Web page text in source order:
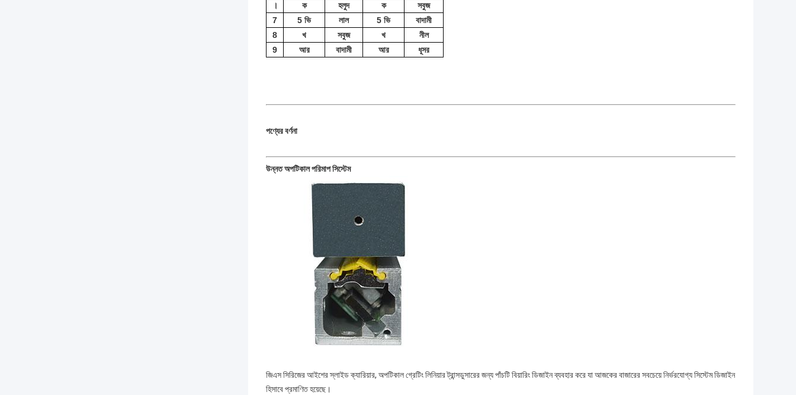
।
ক হলুদ ক
সবুজ
7
5 ভি লাল 5 ভি
বাদামী
8
খ সবুজ খ
নীল
9
আর বাদামী আর ধূসর
পণ্যের বর্ণনা
উন্নত অপটিকাল পরিমাপ সিস্টেম
জিএস সিরিজের আইশের স্লাইড ক্যারিয়ার, অপটিকাল গ্রেটিং লিনিয়ার ট্রান্সডুসারের জন্য পাঁচটি বিয়ারিং ডিজাইন ব্যবহার করে যা আজকের বাজারের সবচেয়ে নির্ভরযোগ্য সিস্টেম ডিজাইন
হিসাবে প্রমাণিত হয়েছে।